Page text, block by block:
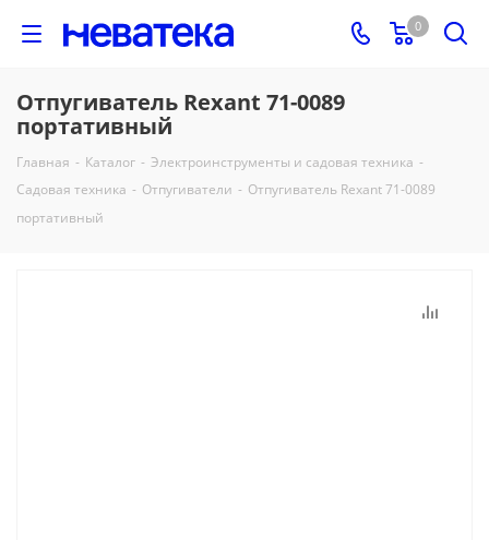
0
Отпугиватель Rexant 71-0089
портативный
Главная - Каталог - Электроинструменты и садовая техника -
Садовая техника - Отпугиватели - Отпугиватель Rexant 71-0089
портативный